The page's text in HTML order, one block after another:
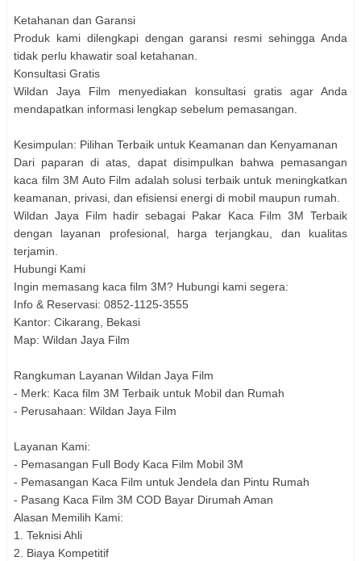
Ketahanan dan Garansi
Produk kami dilengkapi dengan garansi resmi sehingga Anda
tidak perlu khawatir soal ketahanan.
Konsultasi Gratis
Wildan Jaya Film menyediakan konsultasi gratis agar Anda
mendapatkan informasi lengkap sebelum pemasangan.
Kesimpulan: Pilihan Terbaik untuk Keamanan dan Kenyamanan
Dari paparan di atas, dapat disimpulkan bahwa pemasangan
kaca film 3M Auto Film adalah solusi terbaik untuk meningkatkan
keamanan, privasi, dan efisiensi energi di mobil maupun rumah.
Wildan Jaya Film hadir sebagai Pakar Kaca Film 3M Terbaik
dengan layanan profesional, harga terjangkau, dan kualitas
terjamin.
Hubungi Kami
Ingin memasang kaca film 3M? Hubungi kami segera:
Info & Reservasi: 0852-1125-3555
Kantor: Cikarang, Bekasi
Map: Wildan Jaya Film
Rangkuman Layanan Wildan Jaya Film
- Merk: Kaca film 3M Terbaik untuk Mobil dan Rumah
- Perusahaan: Wildan Jaya Film
Layanan Kami:
- Pemasangan Full Body Kaca Film Mobil 3M
- Pemasangan Kaca Film untuk Jendela dan Pintu Rumah
- Pasang Kaca Film 3M COD Bayar Dirumah Aman
Alasan Memilih Kami:
1. Teknisi Ahli
2. Biaya Kompetitif